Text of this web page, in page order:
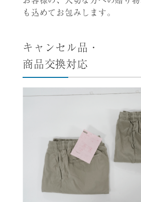
も込めてお包みします。
キャンセル品・
商品交換対応